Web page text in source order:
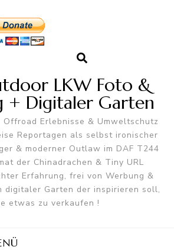
LKW Foto &
+ Digitaler Garten
Offroad Erlebnisse & Umweltschutz
Reportagen als selbst ironischer
& moderner Outlaw im DAF T244
der Chinadrachen & Tiny URL
Erfahrung, frei von Werbung &
digitaler Garten der inspirieren soll,
etwas zu verkaufen !